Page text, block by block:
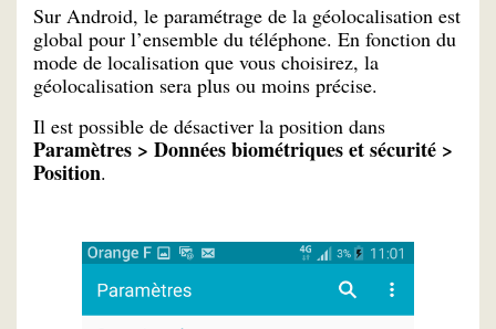
Sur Android, le paramétrage de la géolocalisation est
global pour l’ensemble du téléphone. En fonction du
mode de localisation que vous choisirez, la
géolocalisation sera plus ou moins précise.
Il est possible de désactiver la position dans
Paramètres > Données biométriques et sécurité >
Position.